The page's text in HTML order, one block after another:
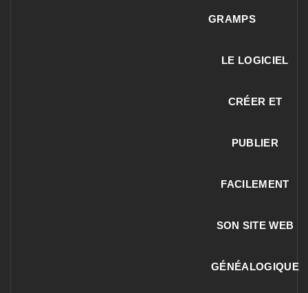
GRAMPS
LE LOGICIEL
CRÉER ET
PUBLIER
FACILEMENT
SON SITE WEB
GÉNÉALOGIQUE